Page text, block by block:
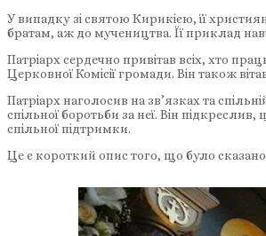
У випадку зі святою Кирикією, її
братам, аж до мучеництва. Її приклад
Патріарх сердечно привітав всіх, хто
Церковної Комісії громади. Він також
Патріарх наголосив на зв’язках та
спільної боротьби за неї. Він
спільної підтримки.
Це є короткий опис того, що було сказано